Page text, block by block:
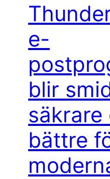
e-
blir
säkrare
bättre